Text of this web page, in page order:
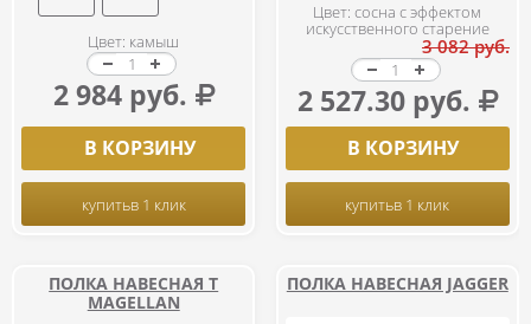
Цвет: камыш
2 984 руб.
В КОРЗИНУ
купитьв 1 клик
Цвет: сосна с эффектом
искусственного старение
3 082 руб.
2 527.30 руб.
В КОРЗИНУ
купитьв 1 клик
ПОЛКА НАВЕСНАЯ Т
MAGELLAN
ПОЛКА НАВЕСНАЯ JAGGER